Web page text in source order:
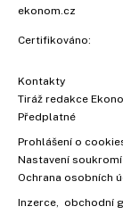
ekonom.cz
Certifikováno:
Kontakty
Tiráž redakce
Předplatné
Prohlášení o
Nastavení soukromí
Ochrana osobních
Inzerce , obchodní